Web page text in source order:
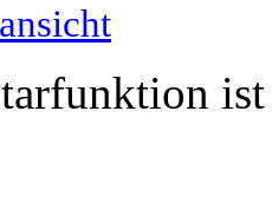
ist